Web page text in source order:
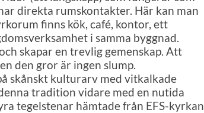
direkta rumskontakter. Här kan man
finns kök, café, kontor, ett
i samma byggnad.
skapar en trevlig gemenskap. Att
den gror är ingen slump.
skånskt kulturarv med vitkalkade
tradition vidare med en nutida
tegelstenar hämtade från EFS-kyrkan